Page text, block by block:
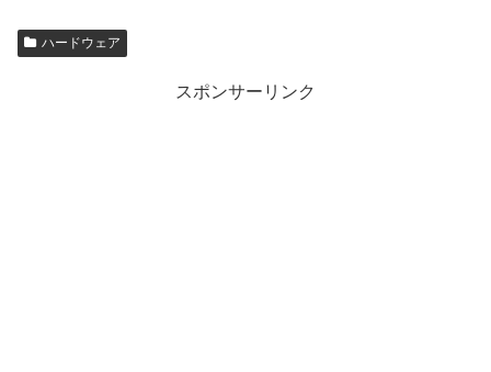
ハードウェア
スポンサーリンク